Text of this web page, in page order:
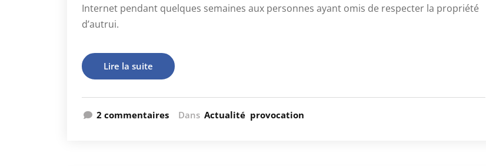
Internet pendant quelques semaines aux personnes ayant omis de respecter la propriété
d’autrui.
Lire la suite
2 commentaires Dans Actualité provocation